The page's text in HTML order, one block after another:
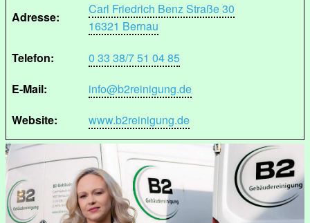
Adresse:
Carl Friedrich Benz Straße 30
16321 Bernau
Telefon:
0 33 38/7 51 04 85
E-Mail:
info@b2reinigung.de
Website:
www.b2reinigung.de